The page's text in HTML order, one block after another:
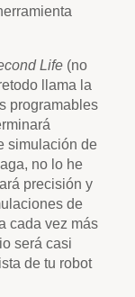
Life (no
llama la
programables
simulación de
no lo he
precisión y
de
cada vez más
será casi
de tu robot